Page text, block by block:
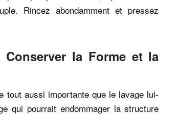
Rincez abondamment et pressez
la Forme et la
tout aussi importante que le lavage lui-
qui pourrait endommager la structure